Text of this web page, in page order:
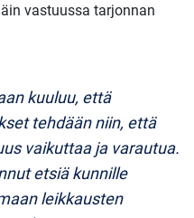
vastuussa tarjonnan
kuuluu, että
tehdään niin, että
vaikuttaa ja varautua.
etsiä kunnille
leikkausten